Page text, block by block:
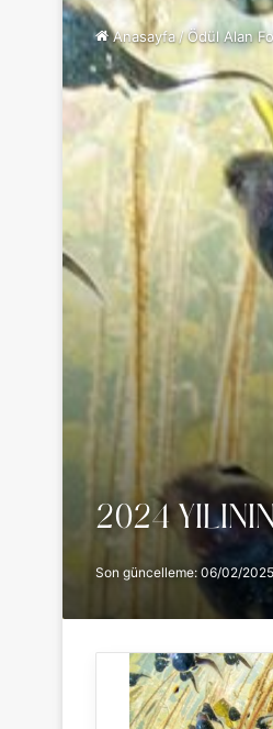
Anasayfa /Ödül Alan
2024 YILININ
Son güncelleme: 06/02/2025